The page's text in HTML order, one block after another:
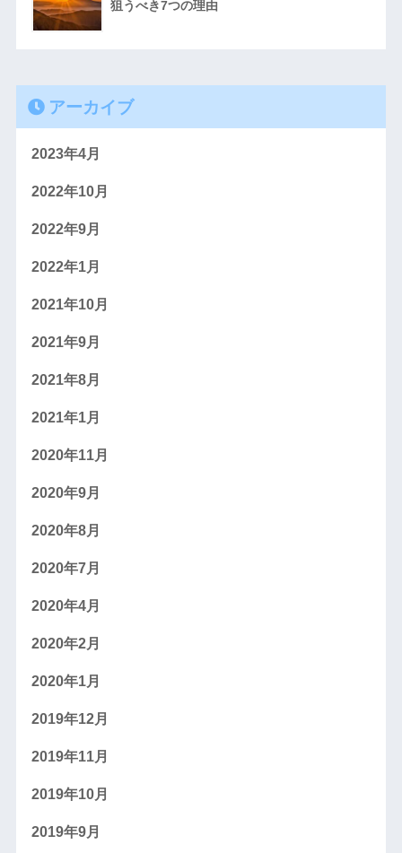
狙うべき7つの理由
アーカイブ
2023年4月
2022年10月
2022年9月
2022年1月
2021年10月
2021年9月
2021年8月
2021年1月
2020年11月
2020年9月
2020年8月
2020年7月
2020年4月
2020年2月
2020年1月
2019年12月
2019年11月
2019年10月
2019年9月